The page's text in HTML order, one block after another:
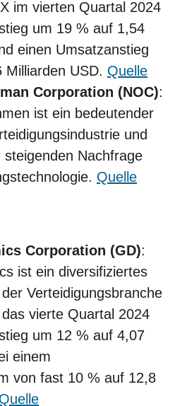
im vierten Quartal 2024
um 19 % auf 1,54
einen Umsatzanstieg
USD. Quelle
Corporation (NOC):
ist ein bedeutender
und
Nachfrage
Quelle
Corporation (GD):
ist ein diversifiziertes
Verteidigungsbranche
vierte Quartal 2024
um 12 % auf 4,07
einem
von fast 10 % auf 12,8
Quelle